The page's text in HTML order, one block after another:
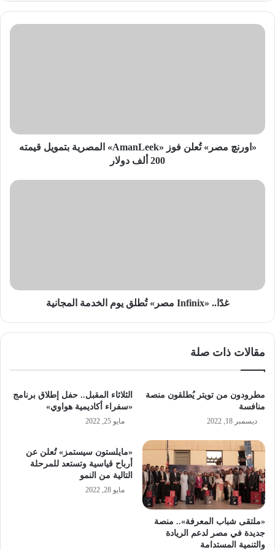
«اورنچ
200
ألف
«اورنچ مصر» تُعلن فوز «AmanLeek» المصرية بتمويل قيمته
200 ألف دولار
غدًا..
غدًا.. «Infinix مصر» تُطلق يوم الخدمة المجانية
مقالات ذات صلة
مطرودون من تويتر يُطلقون منصة
منافسة
ديسمبر 18, 2022
الثلاثاء المقبل.. حفل إطلاق برنامج
«سفراء أكاديمية هواوي»
مايو 25, 2022
«ملتقى شباب المعرفة».. منصة
جديدة في مصر لدعم الريادة
والتنمية المستدامة
«مايلستون سيستمز» تُعلن عن
أرباح قياسية وتستعد للمرحلة
التالية من النمو
مايو 28, 2022